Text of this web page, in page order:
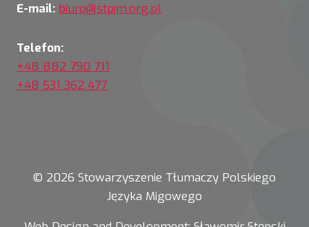
E-mail: biuro@stpjm.org.pl
Telefon:
+48 882 790 711
+48 531 362 477
© 2026 Stowarzyszenie Tłumaczy Polskiego
Języka Migowego